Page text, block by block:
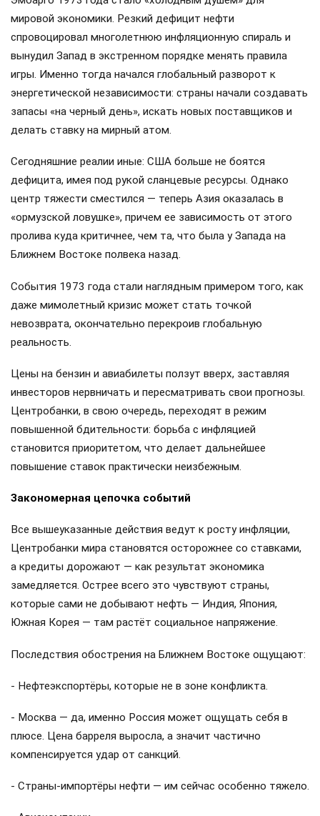
мировой экономики. Резкий дефицит нефти
спровоцировал многолетнюю инфляционную спираль и
вынудил Запад в экстренном порядке менять правила
игры. Именно тогда начался глобальный разворот к
энергетической независимости: страны начали создавать
запасы «на черный день», искать новых поставщиков и
делать ставку на мирный атом.
Сегодняшние реалии иные: США больше не боятся
дефицита, имея под рукой сланцевые ресурсы. Однако
центр тяжести сместился — теперь Азия оказалась в
«ормузской ловушке», причем ее зависимость от этого
пролива куда критичнее, чем та, что была у Запада на
Ближнем Востоке полвека назад.
События 1973 года стали наглядным примером того, как
даже мимолетный кризис может стать точкой
невозврата, окончательно перекроив глобальную
реальность.
Цены на бензин и авиабилеты ползут вверх, заставляя
инвесторов нервничать и пересматривать свои прогнозы.
Центробанки, в свою очередь, переходят в режим
повышенной бдительности: борьба с инфляцией
становится приоритетом, что делает дальнейшее
повышение ставок практически неизбежным.
Закономерная цепочка событий
Все вышеуказанные действия ведут к росту инфляции,
Центробанки мира становятся осторожнее со ставками,
а кредиты дорожают — как результат экономика
замедляется. Острее всего это чувствуют страны,
которые сами не добывают нефть — Индия, Япония,
Южная Корея — там растёт социальное напряжение.
Последствия обострения на Ближнем Востоке ощущают:
- Нефтеэкспортёры, которые не в зоне конфликта.
- Москва — да, именно Россия может ощущать себя в
плюсе. Цена барреля выросла, а значит частично
компенсируется удар от санкций.
- Страны-импортёры нефти — им сейчас особенно тяжело.